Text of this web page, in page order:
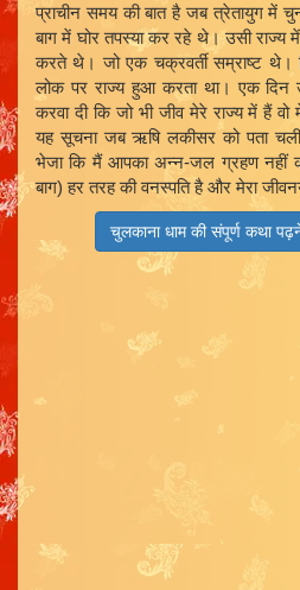
प्राचीन समय की बात है जब त्रेतायुग में
बाग में घोर तपस्या कर रहे थे। उसी
करते थे। जो एक चक्रवर्ती सम्राष्ट थे।
लोक पर राज्य हुआ करता था। एक दिन
करवा दी कि जो भी जीव मेरे राज्य में हैं
यह सूचना जब ऋषि लकीसर को पता
भेजा कि मैं आपका अन्न-जल ग्रहण नहीं
बाग) हर तरह की वनस्पति है और मेरा
चुलकाना धाम की संपूर्ण कथा